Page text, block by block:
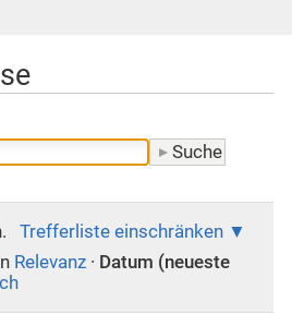
Trefferliste einschränken
Relevanz · Datum (neueste